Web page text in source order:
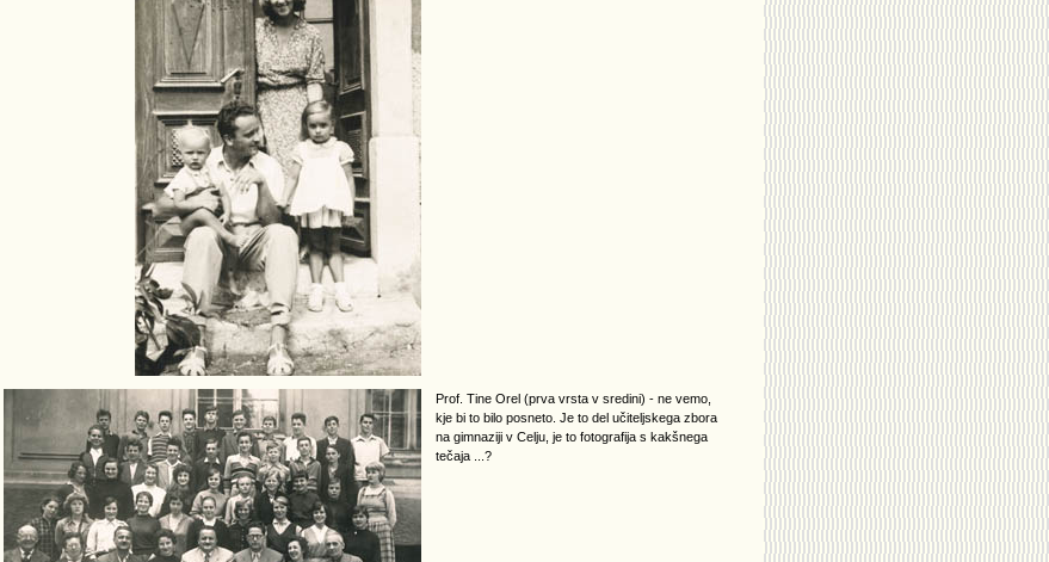
Prof. Tine Orel (prva vrsta v sredini) - ne vemo,
kje bi to bilo posneto. Je to del učiteljskega zbora
na gimnaziji v Celju, je to fotografija s kakšnega
tečaja ...?